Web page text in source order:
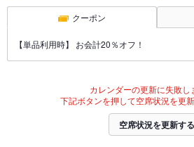
クーポン
【単品利用時】 お会計20％オフ！
カレンダーの更新に失敗し
下記ボタンを押して空席状況を更新
空席状況を更新する